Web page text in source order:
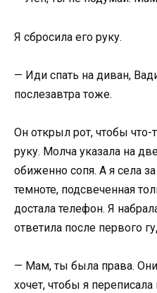
Я сбросила его руку.
— Иди спать на диван,
послезавтра тоже.
Он открыл рот, чтобы что-
руку. Молча указала на
обиженно сопя. А я села
темноте, подсвеченная
достала телефон. Я
ответила после первого
— Мам, ты была права.
хочет, чтобы я